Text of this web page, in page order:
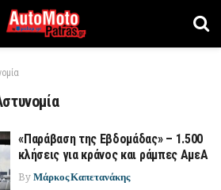
«Παράβαση της Εβδομάδας» – 1.500
κλήσεις για κράνος και ράμπες ΑμεΑ
By Μάρκος Καπετανάκης